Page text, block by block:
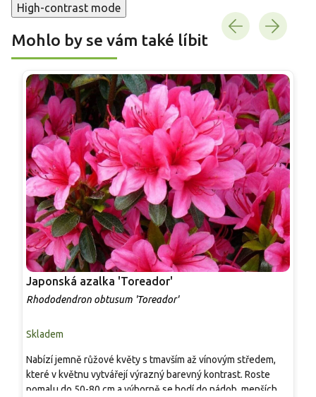
High-contrast mode
Mohlo by se vám také líbit
Japonská azalka 'Toreador'
Rhododendron obtusum 'Toreador'
Skladem
Nabízí jemně růžové květy s tmavším až vínovým středem,
které v květnu vytvářejí výrazný barevný kontrast. Roste
pomalu do 50-80 cm a výborně se hodí do nádob, menších